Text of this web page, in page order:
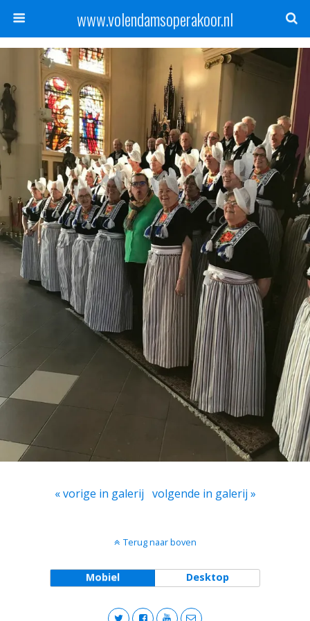
www.volendamsoperakoor.nl
« vorige in galerij volgende in galerij »
Terug naar boven
Mobiel Desktop